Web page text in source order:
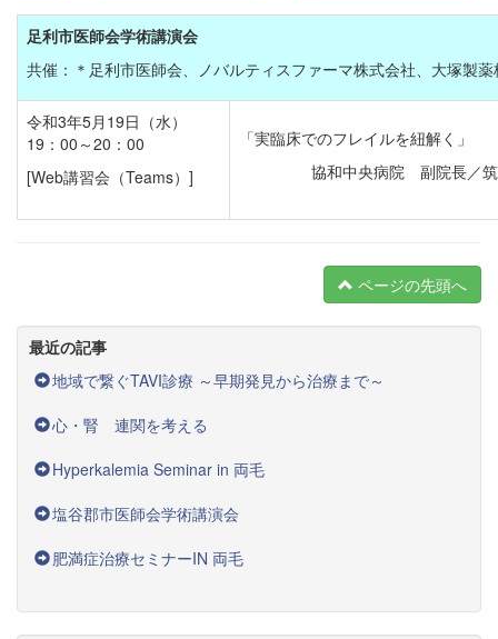
足利市医師会学術講演会
共催：＊足利市医師会、ノバルティスファーマ株式会社、大塚製
令和3年5月19日（水）
19：00～20：00
[Web講習会（Teams）]
「実臨床でのフレイルを紐解く」
協和中央病院 副院長／
ページの先頭へ
最近の記事
地域で繋ぐTAVI診療 ～早期発見から治療まで～
心・腎 連関を考える
Hyperkalemia Seminar in 両毛
塩谷郡市医師会学術講演会
肥満症治療セミナーIN 両毛